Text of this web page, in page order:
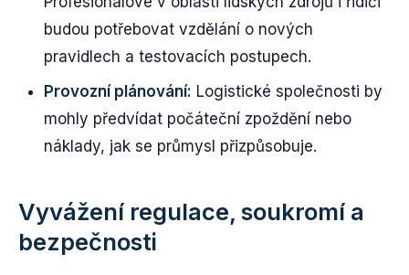
budou potřebovat vzdělání o nových
pravidlech a testovacích postupech.
Provozní plánování: Logistické společnosti by
mohly předvídat počáteční zpoždění nebo
náklady, jak se průmysl přizpůsobuje.
Vyvážení regulace, soukromí a
bezpečnosti